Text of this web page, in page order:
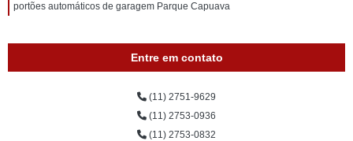
portões automáticos de garagem Parque Capuava
Entre em contato
(11) 2751-9629
(11) 2753-0936
(11) 2753-0832